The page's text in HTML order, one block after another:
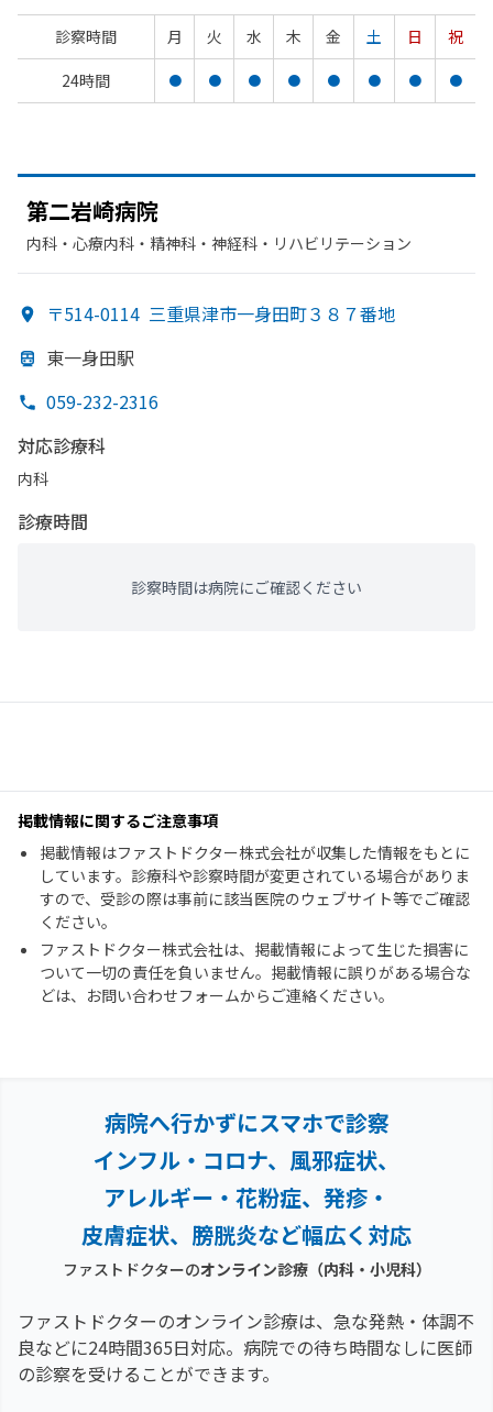
診察時間 月 火 水 木 金 土 日
祝
24時間
● ● ● ● ● ● ● ●
第二岩崎病院
内科・​心療内科・​精神科・神経科・​リハビリテーション
〒514-0114 三重県津市一身田町３８７番地
東一身田駅
059-232-2316
対応診療科
内科
診療時間
診察時間は病院にご確認ください
掲載情報に関するご注意事項
掲載情報はファストドクター株式会社が収集した情報をもとに
しています。診療科や診察時間が変更されている場合がありま
すので、受診の際は事前に該当医院のウェブサイト等でご確認
ください。
ファストドクター株式会社は、掲載情報によって生じた損害に
ついて一切の責任を負いません。掲載情報に誤りがある場合な
どは、お問い合わせフォームからご連絡ください。
病院へ行かずにスマホで診察
インフル・コロナ、風邪症状、
アレルギー・花粉症、 発疹・
皮膚症状、膀胱炎など幅広く対応
ファストドクターのオンライン診療（内科・小児科）
ファストドクターのオンライン診療は、急な発熱・体調不
良などに24時間365日対応。 病院での待ち時間なしに医師
の診察を受けることができます。